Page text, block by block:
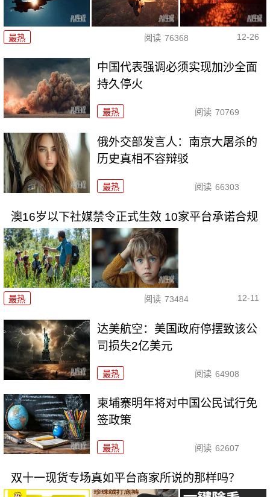
最热 阅读 76368 12-26
中国代表强调必须实现加沙全面
持久停火
最热 阅读 70769
俄外交部发言人：南京大屠杀的
历史真相不容辩驳
最热 阅读 66303
澳16岁以下社媒禁令正式生效 10家平台承诺合规
最热 阅读 73484 12-11
达美航空：美国政府停摆致该公
司损失2亿美元
最热 阅读 64908
柬埔寨明年将对中国公民试行免
签政策
最热 阅读 62607
双十一现货专场真如平台商家所说的那样吗？